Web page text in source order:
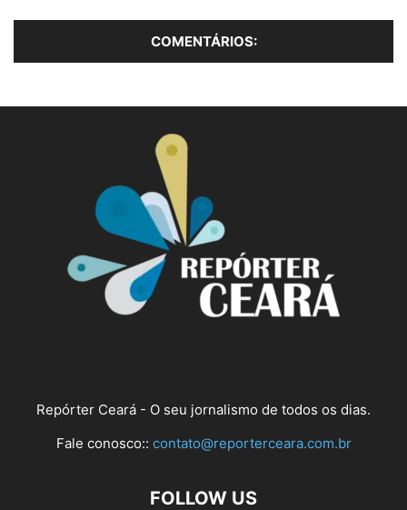
Repórter Ceará - O seu jornalismo de todos os dias.
Fale conosco:: contato@reporterceara.com.br
FOLLOW US